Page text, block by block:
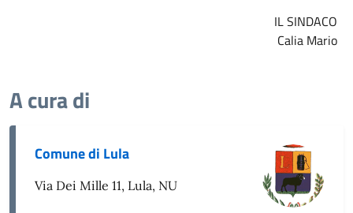
IL SINDACO
Calia Mario
A cura di
Comune di Lula
Via Dei Mille 11, Lula, NU